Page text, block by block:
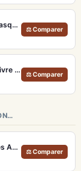
Meze 99 Classics 2nd Gen Noyer/Gold – Casque Hi-Fi bois artisanal et son balancé
⚖ Comparer
Sennheiser Momentum True Wireless 4 Cuivre – Écouteurs audiophiles aptX Lossless et ANC adaptatif
⚖ Comparer
Soundcore Liberty 4 Pro – Écouteurs Hi-Res ANC 7 Capteurs et Fast Charge
⚖ Comparer